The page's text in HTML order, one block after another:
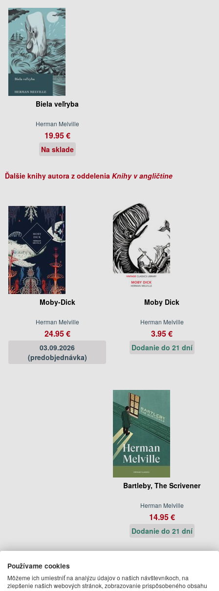
Biela veľryba
Herman Melville
19.95 €
Na sklade
Ďalšie knihy autora z oddelenia Knihy v angličtine
Moby-Dick
Herman Melville
24.95 €
03.09.2026
(predobjednávka)
Moby Dick
Herman Melville
3.95 €
Dodanie do 21 dní
Bartleby, The Scrivener
Herman Melville
14.95 €
Dodanie do 21 dní
Používame cookies
Môžeme ich umiestniť na analýzu údajov o našich návštevníkoch, na
zlepšenie našich webových stránok, zobrazovanie prispôsobeného obsahu